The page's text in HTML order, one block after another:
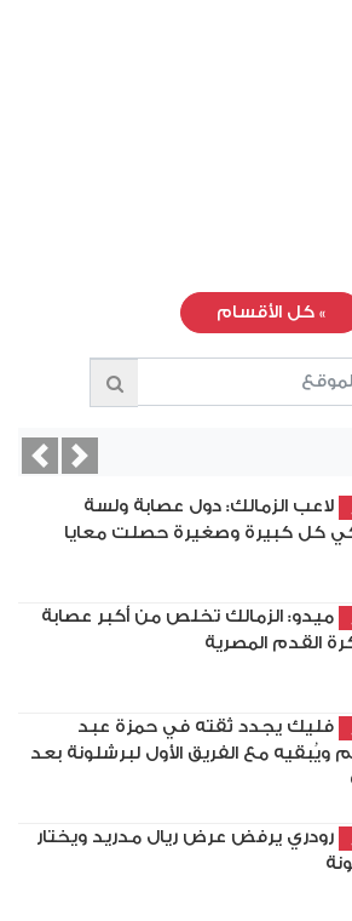
» كل الأقسام
لاعب الزمالك: دول عصابة ولسة
كل كبيرة وصغيرة حصلت معايا
ميدو: الزمالك تخلص من أكبر عصابة
القدم المصرية
فليك يجدد ثقته في حمزة عبد
ويُبقيه مع الفريق الأول لبرشلونة بعد
رودري يرفض عرض ريال مدريد ويختار
Next